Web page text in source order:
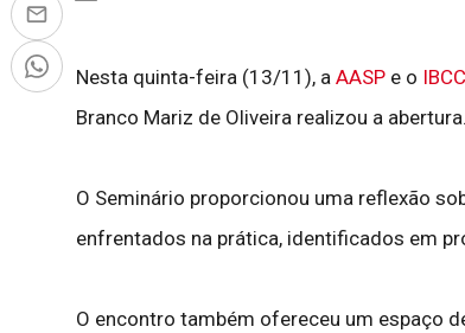
Nesta quinta-feira (13/11), a AASP e o
Branco Mariz de Oliveira realizou a abertura.
O Seminário proporcionou uma reflexão
enfrentados na prática, identificados em
O encontro também ofereceu um espaço